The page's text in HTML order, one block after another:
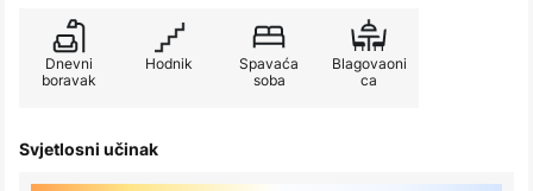
Dnevni
boravak
Hodnik
Spavaća
soba
Blagovaoni
ca
Svjetlosni učinak